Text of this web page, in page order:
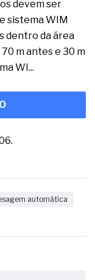
devem ser
sistema WIM
dentro da área
m antes e 30 m
WI...
automática